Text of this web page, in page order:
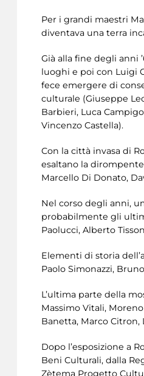
Per i grandi maestri
diventava una terra
Già alla fine degli anni
luoghi e poi con Luigi
fece emergere di
culturale (Giuseppe
Barbieri, Luca
Vincenzo Castella).
Con la città invasa di
esaltano la
Marcello Di Donato,
Nel corso degli anni,
probabilmente gli
Paolucci, Alberto
Elementi di storia
Paolo Simonazzi,
L’ultima parte della
Massimo Vitali,
Banetta, Marco Citron,
Dopo l’esposizione a
Beni Culturali, dalla
Zètema Progetto